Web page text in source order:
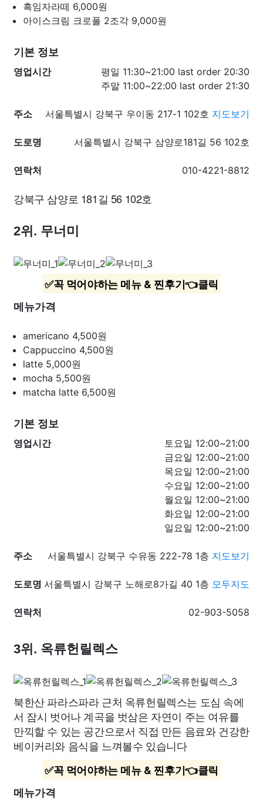
흑임자라떼 6,000원
아이스크림 크로폴 2조각 9,000원
기본 정보
영업시간
평일 11:30~21:00 last order 20:30
주말 11:00~22:00 last order 21:30
주소 서울특별시 강북구 우이동 217-1 102호 지도보기
도로명 서울특별시 강북구 삼양로181길 56 102호
연락처 010-4221-8812
강북구 삼양로 181길 56 102호
2위. 무너미
✅꼭 먹어야하는 메뉴 & 찐후기👈클릭
메뉴가격
americano 4,500원
Cappuccino 4,500원
latte 5,000원
mocha 5,500원
matcha latte 6,500원
기본 정보
영업시간
토요일 12:00~21:00
금요일 12:00~21:00
목요일 12:00~21:00
수요일 12:00~21:00
월요일 12:00~21:00
화요일 12:00~21:00
일요일 12:00~21:00
주소 서울특별시 강북구 수유동 222-78 1층 지도보기
도로명 서울특별시 강북구 노해로8가길 40 1층 모두지도
연락처 02-903-5058
3위. 옥류헌릴렉스
북한산 파라스파라 근처 옥류헌릴렉스는 도심 속에
서 잠시 벗어나 계곡을 벗삼은 자연이 주는 여유를
만끽할 수 있는 공간으로서 직접 만든 음료와 건강한
베이커리와 음식을 느껴볼수 있습니다
✅꼭 먹어야하는 메뉴 & 찐후기👈클릭
메뉴가격